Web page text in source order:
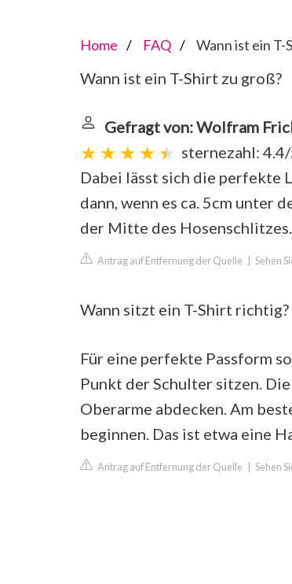
Home FAQ Wann ist ein T-
Wann ist ein T-Shirt zu groß?
Gefragt von: Wolfram
sternezahl:
Dabei lässt sich die perfekte
dann, wenn es ca. 5cm unter
der Mitte des Hosenschlitzes.
Antrag auf Entfernung der Quelle Sehen
Wann sitzt ein T-Shirt richtig?
Für eine perfekte Passform
Punkt der Schulter sitzen.
Oberarme abdecken. Am
beginnen. Das ist etwa eine
Antrag auf Entfernung der Quelle Sehen